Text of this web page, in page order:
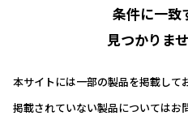
条件に一致
見つかりま
本サイトには一部の製品を掲載して
掲載されていない製品についてはお